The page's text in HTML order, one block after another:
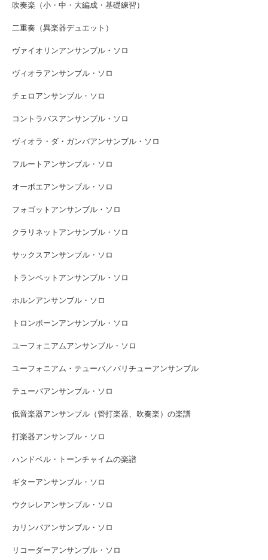
吹奏楽（小・中・大編成・基礎練習）
二重奏（異楽器デュエット）
ヴァイオリンアンサンブル・ソロ
ヴィオラアンサンブル・ソロ
チェロアンサンブル・ソロ
コントラバスアンサンブル・ソロ
ヴィオラ・ダ・ガンバアンサンブル・ソロ
フルートアンサンブル・ソロ
オーボエアンサンブル・ソロ
フォゴットアンサンブル・ソロ
クラリネットアンサンブル・ソロ
サックスアンサンブル・ソロ
トランペットアンサンブル・ソロ
ホルンアンサンブル・ソロ
トロンボーンアンサンブル・ソロ
ユーフォニアムアンサンブル・ソロ
ユーフォニアム・テューバ／バリチューアンサンブル
テューバアンサンブル・ソロ
低音楽器アンサンブル（管打楽器、吹奏楽）の楽譜
打楽器アンサンブル・ソロ
ハンドベル・トーンチャイムの楽譜
ギターアンサンブル・ソロ
ウクレレアンサンブル・ソロ
カリンバアンサンブル・ソロ
リコーダーアンサンブル・ソロ